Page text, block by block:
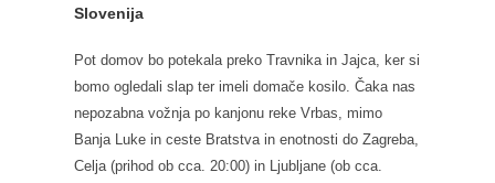
Slovenija
Pot domov bo potekala preko Travnika in Jajca, ker si
bomo ogledali slap ter imeli domače kosilo. Čaka nas
nepozabna vožnja po kanjonu reke Vrbas, mimo
Banja Luke in ceste Bratstva in enotnosti do Zagreba,
Celja (prihod ob cca. 20:00) in Ljubljane (ob cca.